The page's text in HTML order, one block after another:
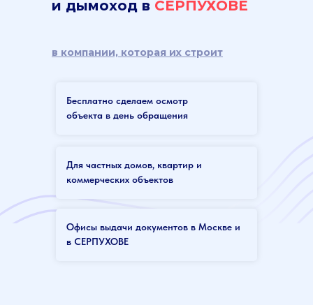
в компании, которая их строит
и дымоход в СЕРПУХОВЕ
Бесплатно сделаем осмотр
объекта в день обращения
Для частных домов, квартир и
коммерческих объектов
Офисы выдачи документов в Москве и
в СЕРПУХОВЕ